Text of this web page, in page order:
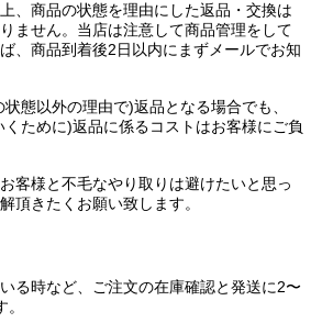
、商品の状態を理由にした返品・交換は
ません。当店は注意して商品管理をして
、商品到着後2日以内にまずメールでお知
態以外の理由で)返品となる場合でも、
ために)返品に係るコストはお客様にご負
客様と不毛なやり取りは避けたいと思っ
頂きたくお願い致します。
る時など、ご注文の在庫確認と発送に2〜